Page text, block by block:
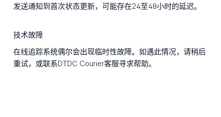
发送通知到首次状态更新，可能存在24至48小时的延迟。
技术故障
在线追踪系统偶尔会出现临时性故障。如遇此情况，请稍后
重试，或联系DTDC Courier客服寻求帮助。